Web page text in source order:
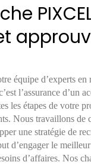
équipe d’experts en
l’assurance d’un
les étapes de votre
Nous travaillons de
une stratégie de
d’engager le
d’affaires. Nos